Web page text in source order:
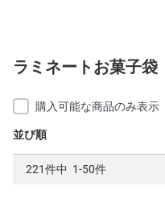
ラミネートお菓子袋
購入可能な商品のみ表示
並び順
221件中 1-50件